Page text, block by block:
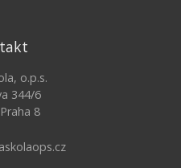
o.p.s.
344/6
8